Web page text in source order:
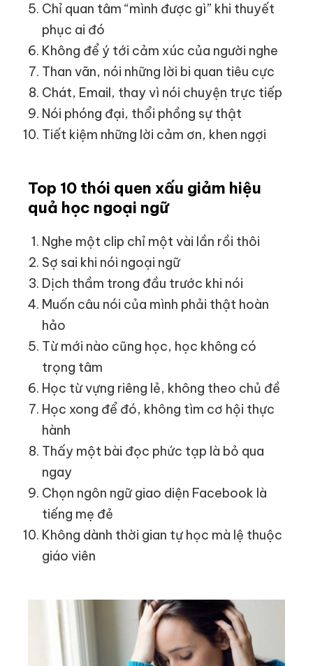
Chỉ quan tâm “mình được gì” khi thuyết
phục ai đó
Không để ý tới cảm xúc của người nghe
Than vãn, nói những lời bi quan tiêu cực
Chát, Email, thay vì nói chuyện trực tiếp
Nói phóng đại, thổi phồng sự thật
Tiết kiệm những lời cảm ơn, khen ngợi
Top 10 thói quen xấu giảm hiệu
quả học ngoại ngữ
Nghe một clip chỉ một vài lần rồi thôi
Sợ sai khi nói ngoại ngữ
Dịch thầm trong đầu trước khi nói
Muốn câu nói của mình phải thật hoàn
hảo
Từ mới nào cũng học, học không có
trọng tâm
Học từ vựng riêng lẻ, không theo chủ đề
Học xong để đó, không tìm cơ hội thực
hành
Thấy một bài đọc phức tạp là bỏ qua
ngay
Chọn ngôn ngữ giao diện Facebook là
tiếng mẹ đẻ
Không dành thời gian tự học mà lệ thuộc
giáo viên